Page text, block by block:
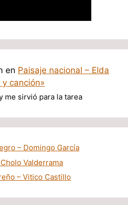
en Paisaje nacional – Elda
canción»
me sirvió para la tarea
– Domingo García
Valderrama
– Vitico Castillo